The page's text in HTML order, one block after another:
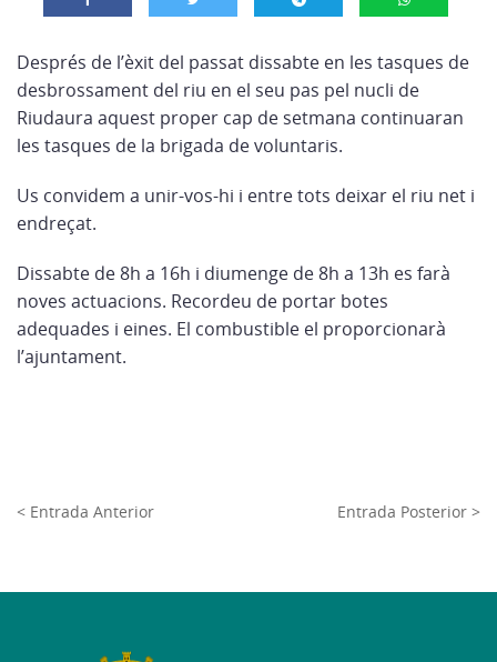
Després de l’èxit del passat dissabte en les tasques de
desbrossament del riu en el seu pas pel nucli de
Riudaura aquest proper cap de setmana continuaran
les tasques de la brigada de voluntaris.
Us convidem a unir-vos-hi i entre tots deixar el riu net i
endreçat.
Dissabte de 8h a 16h i diumenge de 8h a 13h es farà
noves actuacions. Recordeu de portar botes
adequades i eines. El combustible el proporcionarà
l’ajuntament.
< Entrada Anterior Entrada Posterior >